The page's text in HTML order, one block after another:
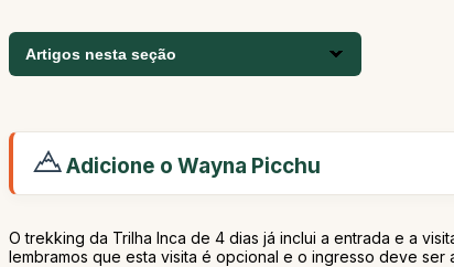
Artigos nesta seção
Adicione o Wayna Picchu
O trekking da Trilha Inca de 4 dias já inclui a entrada e a
lembramos que esta visita é opcional e o ingresso deve